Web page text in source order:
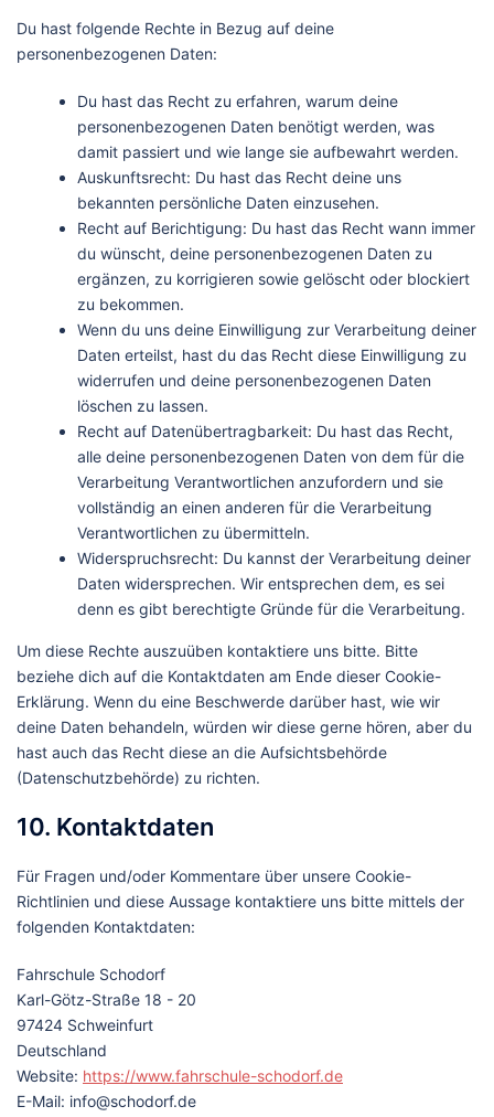
Du hast folgende Rechte in Bezug auf deine
personenbezogenen Daten:
Du hast das Recht zu erfahren, warum deine
personenbezogenen Daten benötigt werden, was
damit passiert und wie lange sie aufbewahrt werden.
Auskunftsrecht: Du hast das Recht deine uns
bekannten persönliche Daten einzusehen.
Recht auf Berichtigung: Du hast das Recht wann immer
du wünscht, deine personenbezogenen Daten zu
ergänzen, zu korrigieren sowie gelöscht oder blockiert
zu bekommen.
Wenn du uns deine Einwilligung zur Verarbeitung deiner
Daten erteilst, hast du das Recht diese Einwilligung zu
widerrufen und deine personenbezogenen Daten
löschen zu lassen.
Recht auf Datenübertragbarkeit: Du hast das Recht,
alle deine personenbezogenen Daten von dem für die
Verarbeitung Verantwortlichen anzufordern und sie
vollständig an einen anderen für die Verarbeitung
Verantwortlichen zu übermitteln.
Widerspruchsrecht: Du kannst der Verarbeitung deiner
Daten widersprechen. Wir entsprechen dem, es sei
denn es gibt berechtigte Gründe für die Verarbeitung.
Um diese Rechte auszuüben kontaktiere uns bitte. Bitte
beziehe dich auf die Kontaktdaten am Ende dieser Cookie-
Erklärung. Wenn du eine Beschwerde darüber hast, wie wir
deine Daten behandeln, würden wir diese gerne hören, aber du
hast auch das Recht diese an die Aufsichtsbehörde
(Datenschutzbehörde) zu richten.
10. Kontaktdaten
Für Fragen und/oder Kommentare über unsere Cookie-
Richtlinien und diese Aussage kontaktiere uns bitte mittels der
folgenden Kontaktdaten:
Fahrschule Schodorf
Karl-Götz-​Straße 18 - 20
97424 Schweinfurt
Deutschland
Website: https://www.fahrschule-schodorf.de
E-Mail: info@schodorf.de